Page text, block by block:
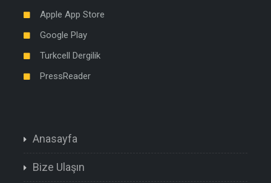
Apple App Store
Google Play
Turkcell Dergilik
PressReader
Anasayfa
Bize Ulaşın